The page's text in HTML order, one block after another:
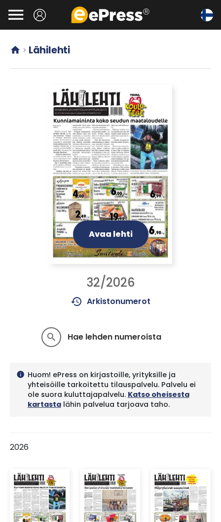
Siirry
pääsisältöön

  Lähilehti
Avaa lehti
32/2026
history Arkistonumerot
search Hae lehden numeroista
info Huom! ePress on kirjastoille, yrityksille ja
yhteisöille tarkoitettu tilauspalvelu. Palvelu ei
ole suora kuluttajapalvelu. Katso oheisesta
kartastalähin palvelua tarjoava taho.
2026